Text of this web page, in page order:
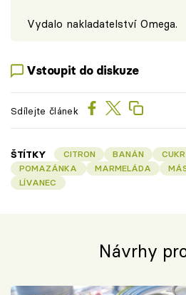
Vydalo nakladatelství Omega.
Vstoupit do diskuze
Sdílejte článek
ŠTÍTKY CITRON BANÁN CUKR
POMAZÁNKA
MARMELÁDA
LÍVANEC
Návrhy